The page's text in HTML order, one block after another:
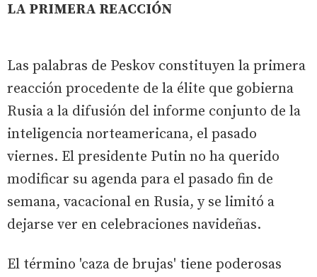
LA PRIMERA REACCIÓN
Las palabras de Peskov constituyen la primera
reacción procedente de la élite que gobierna
Rusia a la difusión del informe conjunto de la
inteligencia norteamericana, el pasado
viernes. El presidente Putin no ha querido
modificar su agenda para el pasado fin de
semana, vacacional en Rusia, y se limitó a
dejarse ver en celebraciones navideñas.
El término 'caza de brujas' tiene poderosas